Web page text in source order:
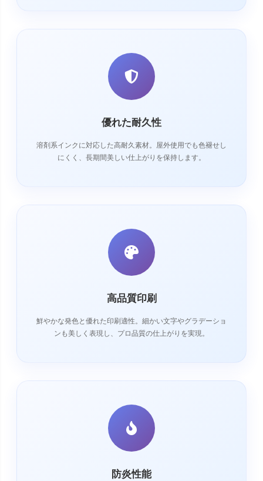
優れた耐久性
溶剤系インクに対応した高耐久素材。屋外使用でも色褪せし
にくく、長期間美しい仕上がりを保持します。
高品質印刷
鮮やかな発色と優れた印刷適性。細かい文字やグラデーショ
ンも美しく表現し、プロ品質の仕上がりを実現。
防炎性能